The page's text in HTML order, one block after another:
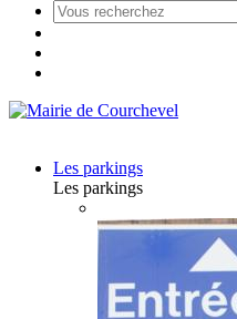
Les parkings
Les parkings